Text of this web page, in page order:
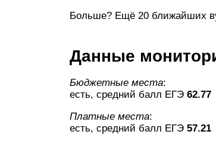
Больше? Ещё 20 ближайших
Данные
Бюджетные места:
есть, средний балл ЕГЭ 62.77
Платные места:
есть, средний балл ЕГЭ 57.21